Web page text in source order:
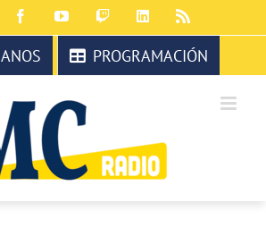
FacebookYouTubeTwitchLinkedIn
PROGRAMACIÓN